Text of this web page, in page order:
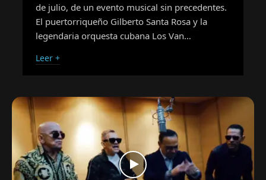
de julio, de un evento musical sin precedentes.
El puertorriqueño Gilberto Santa Rosa y la
legendaria orquesta cubana Los Van…
Leer +